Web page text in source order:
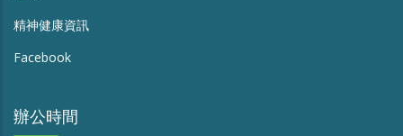
精神健康資訊
Facebook
辦公時間